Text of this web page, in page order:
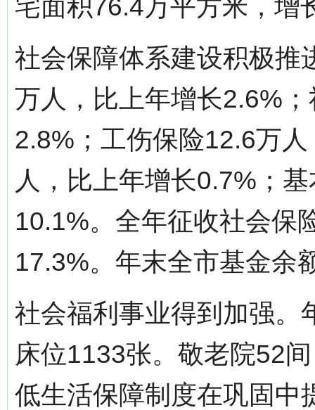
宅面积76.4万平方米，增
社会保障体系建设积极推
万人，比上年增长2.6%
2.8%；工伤保险12.6万
人，比上年增长0.7%；
10.1%。全年征收社会保
17.3%。年末全市基金余
社会福利事业得到加强。
床位1133张。敬老院52
低生活保障制度在巩固中